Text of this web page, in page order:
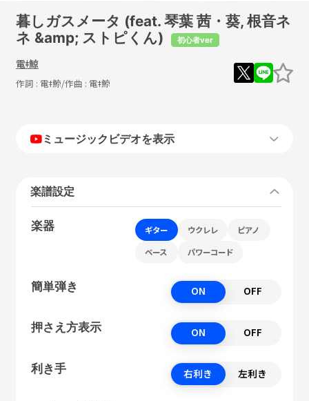
暮しガスメータ (feat. 琴葉 茜・葵, 根音ネ
ネ &amp; ストピくん)
初心者ver
電ǂ鯨
作詞 : 電ǂ鯨/作曲 : 電ǂ鯨
ミュージックビデオを表示
楽譜設定
楽器 ギター ウクレレ ピアノ
ベース パワーコード
簡単弾き ON OFF
押さえ方表示 ON OFF
利き手 右利き 左利き